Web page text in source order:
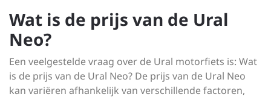
Wat is de prijs van de Ural
Neo?
Een veelgestelde vraag over de Ural motorfiets is: Wat
is de prijs van de Ural Neo? De prijs van de Ural Neo
kan variëren afhankelijk van verschillende factoren,